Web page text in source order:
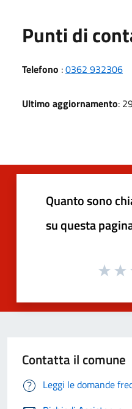
Punti di
Telefono :0362 932306
Ultimo aggiornamento:
Quanto sono
su questa
Contatta il comune
Leggi le domande